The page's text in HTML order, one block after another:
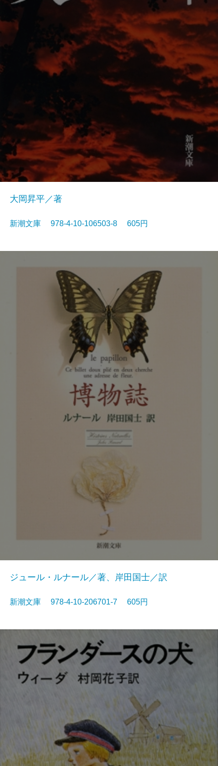
大岡昇平／著
新潮文庫 978-4-10-106503-8 605円
ジュール・ルナール／著、岸田国士／訳
新潮文庫 978-4-10-206701-7 605円